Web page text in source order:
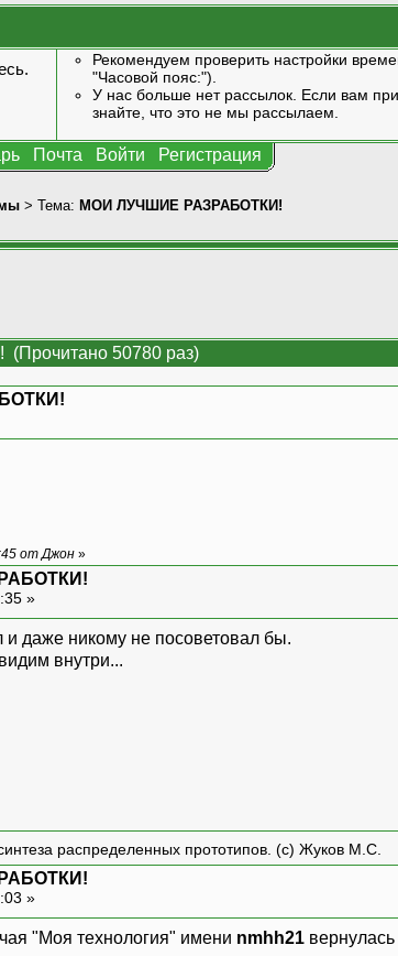
.
Рекомендуем проверить настройки
"Часовой пояс:").
У нас больше нет рассылок. Если вам
знайте, что это не мы рассылаем.
Почта Войти Регистрация
> Тема: МОИ ЛУЧШИЕ РАЗРАБОТКИ!
50780 раз)
от Джон »
»
и даже никому не посоветовал бы.
внутри...
распределенных прототипов. (с) Жуков М.С.
»
"Моя технология" имени nmhh21